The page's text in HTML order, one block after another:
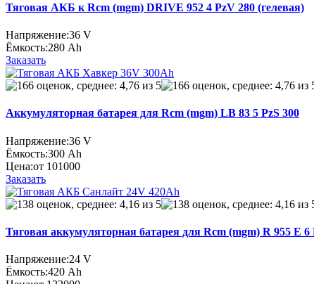
Тяговая АКБ к Rcm (mgm) DRIVE 952 4 PzV 280 (гелевая)
Напряжение:36 V
Ёмкость:280 Ah
Заказать
Аккумуляторная батарея для Rcm (mgm) LB 83 5 PzS 300
Напряжение:36 V
Ёмкость:300 Ah
Цена:от 101000
Заказать
Тяговая аккумуляторная батарея для Rcm (mgm) R 955 E 6
Напряжение:24 V
Ёмкость:420 Ah